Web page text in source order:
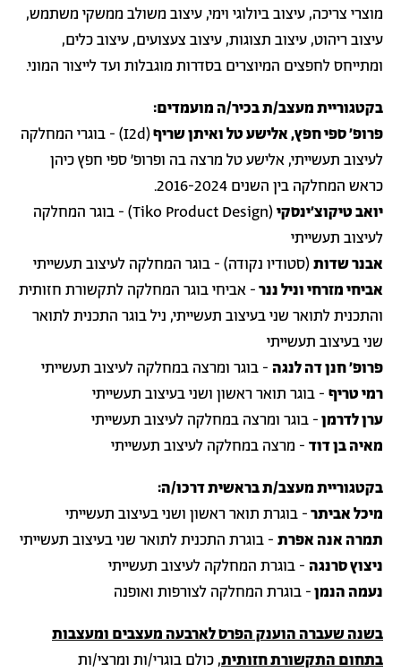
מוצרי צריכה, עיצוב ביולוגי וימי, עיצוב משולב ממשקי משתמש,
עיצוב ריהוט, עיצוב תצוגות, עיצוב צעצועים, עיצוב כלים,
ומתייחס לחפצים המיוצרים בסדרות מוגבלות ועד לייצור המוני.
בקטגוריית מעצב/ת בכיר/ה מועמדים:
פרופ׳ ספי חפץ, אלישע טל ואיתן שריף
(I2d) - בוגרי המחלקה
לעיצוב תעשייתי, אלישע טל מרצה בה ופרופ׳ ספי חפץ כיהן
כראש המחלקה בין השנים 2016-2024.
יואב טיקוצ'ינסקי
(Tiko Product Design) - בוגר המחלקה
לעיצוב תעשייתי
אבנר שדות(סטודיו נקודה) - בוגר המחלקה לעיצוב תעשייתי
אביחי מזרחי וניל ננר- אביחי בוגר המחלקה לתקשורת חזותית
והתכנית לתואר שני בעיצוב תעשייתי, ניל בוגר התכנית לתואר
שני בעיצוב תעשייתי
פרופ׳ חנן דה לנגה - בוגר ומרצה במחלקה לעיצוב תעשייתי
רמי טריף - בוגר תואר ראשון ושני בעיצוב תעשייתי
ערן לדרמן- בוגר ומרצה במחלקה לעיצוב תעשייתי
מאיה בן דוד - מרצה במחלקה לעיצוב תעשייתי
בקטגוריית מעצב/ת בראשית דרכו/ה:
מיכל אביתר- בוגרת תואר ראשון ושני בעיצוב תעשייתי
תמרה אנה אפרת - בוגרת התכנית לתואר שני בעיצוב תעשייתי
ניצוץ סרנגה - בוגרת המחלקה לעיצוב תעשייתי
נעמה הנמן- בוגרת המחלקה לצורפות ואופנה
בשנה שעברה הוענק הפרס לארבעה מעצבים ומעצבות
בתחום התקשורת חזותית, כולם בוגרי/ות ומרצי/ות